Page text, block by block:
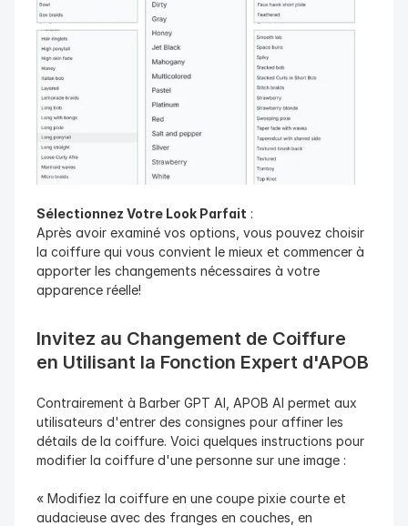
Sélectionnez Votre Look Parfait :
Après avoir examiné vos options, vous pouvez choisir
la coiffure qui vous convient le mieux et commencer à
apporter les changements nécessaires à votre
apparence réelle!
Invitez au Changement de Coiffure
en Utilisant la Fonction Expert d'APOB
Contrairement à Barber GPT AI, APOB AI permet aux
utilisateurs d'entrer des consignes pour affiner les
détails de la coiffure. Voici quelques instructions pour
modifier la coiffure d'une personne sur une image :
« Modifiez la coiffure en une coupe pixie courte et
audacieuse avec des franges en couches, en